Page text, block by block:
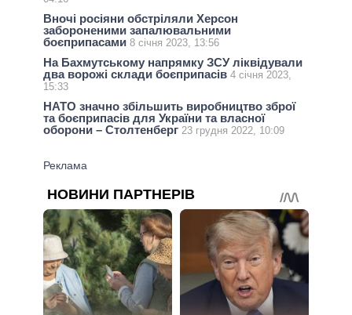
Вночі росіяни обстріляли Херсон
забороненими запалювальними
боєприпасами 8 січня 2023, 13:56
На Бахмутському напрямку ЗСУ ліквідували
два ворожі склади боєприпасів 4 січня 2023,
15:33
НАТО значно збільшить виробництво зброї
та боєприпасів для України та власної
оборони – Столтенберг 23 грудня 2022, 10:09